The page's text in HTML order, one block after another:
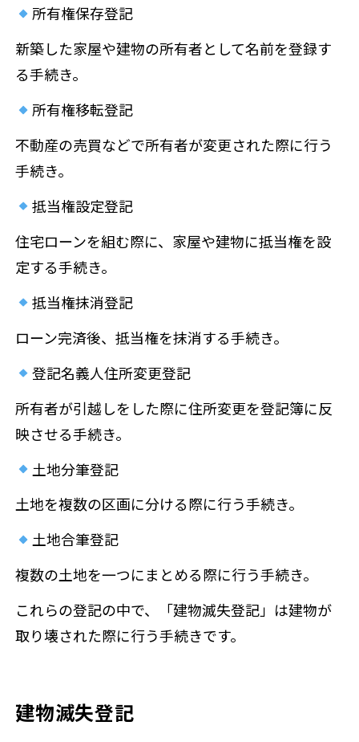
所有権保存登記
新築した家屋や建物の所有者として名前を登録す
る手続き。
所有権移転登記
不動産の売買などで所有者が変更された際に行う
手続き。
抵当権設定登記
住宅ローンを組む際に、家屋や建物に抵当権を設
定する手続き。
抵当権抹消登記
ローン完済後、抵当権を抹消する手続き。
登記名義人住所変更登記
所有者が引越しをした際に住所変更を登記簿に反
映させる手続き。
土地分筆登記
土地を複数の区画に分ける際に行う手続き。
土地合筆登記
複数の土地を一つにまとめる際に行う手続き。
これらの登記の中で、「建物滅失登記」は建物が
取り壊された際に行う手続きです。
建物滅失登記